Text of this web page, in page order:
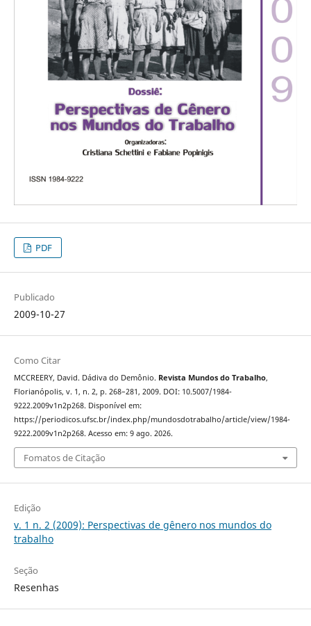
PDF
Publicado
2009-10-27
Como Citar
MCCREERY, David. Dádiva do Demônio. Revista Mundos do Trabalho,
Florianópolis, v. 1, n. 2, p. 268–281, 2009. DOI: 10.5007/1984-
9222.2009v1n2p268. Disponível em:
https://periodicos.ufsc.br/index.php/mundosdotrabalho/article/view/1984-
9222.2009v1n2p268. Acesso em: 9 ago. 2026.
Fomatos de Citação
Edição
v. 1 n. 2 (2009): Perspectivas de gênero nos mundos do
trabalho
Seção
Resenhas